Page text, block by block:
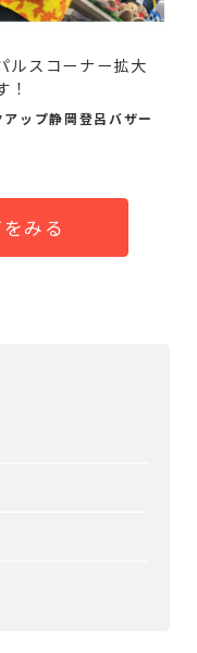
ルスコーナー拡大
！
アップ静岡登呂バザー
みる